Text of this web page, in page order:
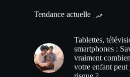
Tendance actuelle
Tablettes,
smartphones :
vraiment
votre enfant peut